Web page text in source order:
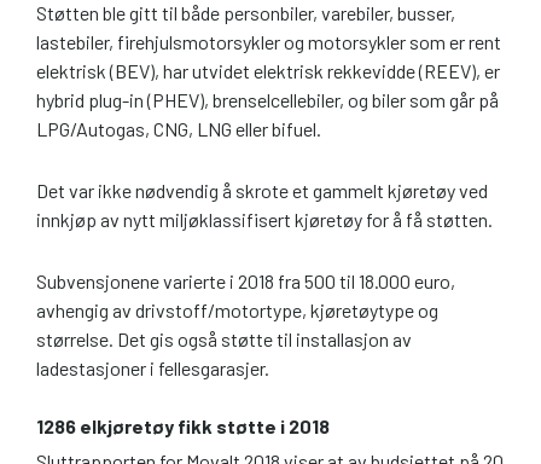
Støtten ble gitt til både personbiler, varebiler, busser,
lastebiler, firehjulsmotorsykler og motorsykler som er rent
elektrisk (BEV), har utvidet elektrisk rekkevidde (REEV), er
hybrid plug-in (PHEV), brenselcellebiler, og biler som går på
LPG/Autogas, CNG, LNG eller bifuel.
Det var ikke nødvendig å skrote et gammelt kjøretøy ved
innkjøp av nytt miljøklassifisert kjøretøy for å få støtten.
Subvensjonene varierte i 2018 fra 500 til 18.000 euro,
avhengig av drivstoff/motortype, kjøretøytype og
størrelse. Det gis også støtte til installasjon av
ladestasjoner i fellesgarasjer.
1286 elkjøretøy fikk støtte i 2018